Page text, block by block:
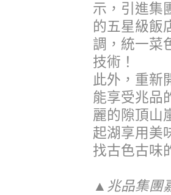
示，引進集
的五星級飯
調，統一菜
技術！
此外，重新
能享受兆品
麗的隙頂山
起湖享用美
找古色古味
▲兆品集團